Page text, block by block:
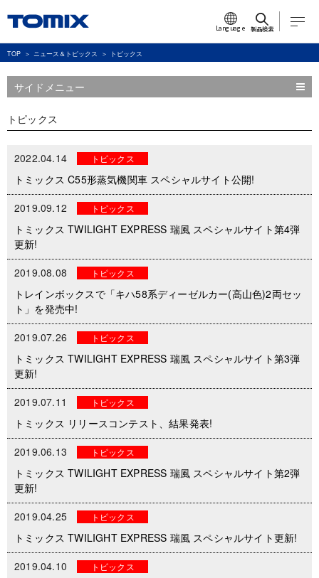
Language 製品検索
TOP ニュース＆トピックス トピックス
サイドメニュー
トピックス
2022.04.14 トピックス
トミックス C55形蒸気機関車 スペシャルサイト公開!
2019.09.12
トピックス
トミックス TWILIGHT EXPRESS 瑞風 スペシャルサイト第4弾
更新!
2019.08.08
トピックス
トレインボックスで「キハ58系ディーゼルカー(高山色)2両セッ
ト」を発売中!
2019.07.26
トピックス
トミックス TWILIGHT EXPRESS 瑞風 スペシャルサイト第3弾
更新!
2019.07.11
トピックス
トミックス リリースコンテスト、結果発表!
2019.06.13
トピックス
トミックス TWILIGHT EXPRESS 瑞風 スペシャルサイト第2弾
更新!
2019.04.25
トピックス
トミックス TWILIGHT EXPRESS 瑞風 スペシャルサイト更新!
2019.04.10
トピックス